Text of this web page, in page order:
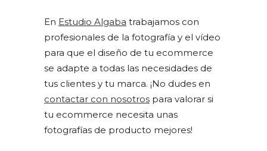
En Estudio Algaba trabajamos con
profesionales de la fotografía y el vídeo
para que el diseño de tu ecommerce
se adapte a todas las necesidades de
tus clientes y tu marca. ¡No dudes en
contactar con nosotros para valorar si
tu ecommerce necesita unas
fotografías de producto mejores!